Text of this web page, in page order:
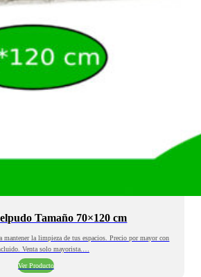
Tamaño 70×120 cm
mantener la limpieza de tus espacios. Precio por mayor con
Venta solo mayorista.…
Ver Producto